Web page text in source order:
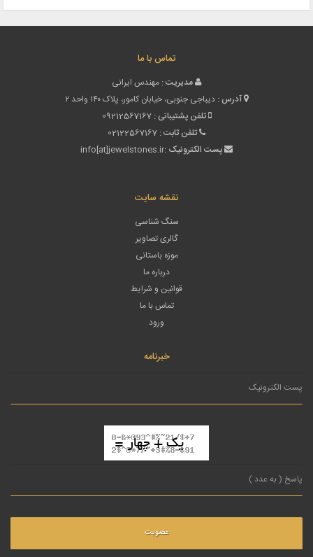
تماس با ما
مدیریت : مهندس ایرانی
آدرس : دیباجی جنوبی، خیابان کامور، پلاک ۱۴۰ واحد ۲
تلفن پشتیبانی : 09212567167
تلفن ثابت : 02122567167
پست الکترونیک :info[at]jewelstones.ir
نقشه سایت
سنگ شناسی
گالری تصاویر
موزه باستانی
درباره ما
قوانین و شرایط
تماس با ما
ورود
خبرنامه